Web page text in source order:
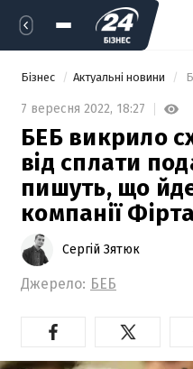
Бізнес Актуальні новини
7 вересня 2022, 18:27
БЕБ викрило
від сплати
пишуть, що
компанії
Сергій Зятюк
Джерело: БЕБ